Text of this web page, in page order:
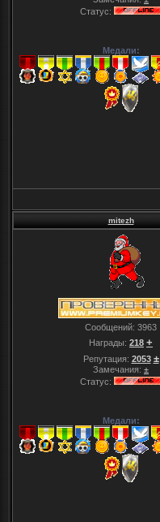
Статус:
Медали:
mitezh
Сообщений: 3963
Награды: 218 +
Репутация: 2053 ±
Замечания: ±
Статус:
Медали: